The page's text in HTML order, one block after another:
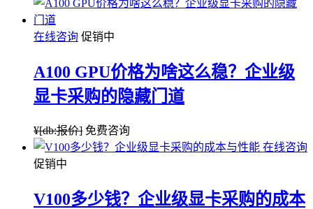
在线咨询 促销中
A100 GPU价格为啥这么稳？企业级
显卡采购的隐藏门道
¥[db:报价] 免费咨询
在线咨询
促销中
V100多少钱？企业级显卡采购的成本